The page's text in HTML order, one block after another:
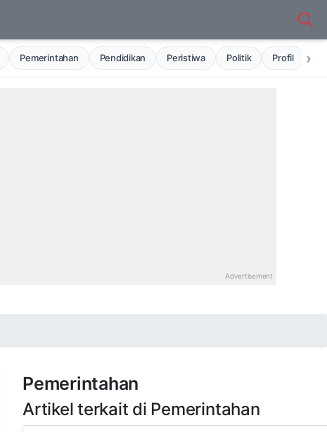
Pemerintahan Pendidikan Peristiwa Politik Profil ›
Pemerintahan
Artikel terkait di Pemerintahan